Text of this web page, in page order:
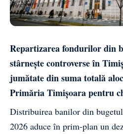
Repartizarea fondurilor din
stârnește controverse în
jumătate din suma totală
Primăria Timișoara pentru
Distribuirea banilor din
2026 aduce în prim-plan un